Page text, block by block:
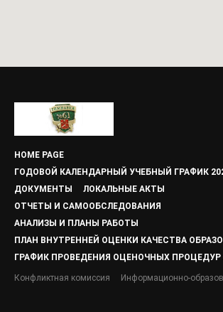
HOME PAGE
ГОДОВОЙ КАЛЕНДАРНЫЙ УЧЕБНЫЙ ГРАФИК
ДОКУМЕНТЫ
ЛОКАЛЬНЫЕ АКТЫ
ОТЧЕТЫ И САМООБСЛЕДОВАНИЯ
АНАЛИЗЫ И ПЛАНЫ РАБОТЫ
ПЛАН ВНУТРЕННЕЙ ОЦЕНКИ КАЧЕСТВА
ГРАФИК ПРОВЕДЕНИЯ ОЦЕНОЧНЫХ ПРОЦЕДУР
Конфликтная комиссия Информационно-